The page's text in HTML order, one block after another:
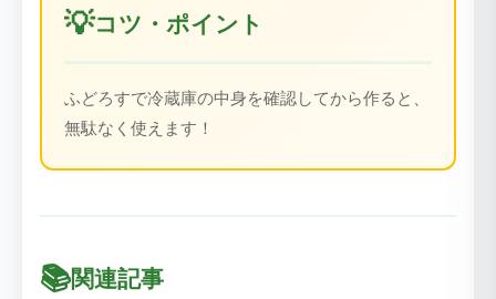
💡コツ・ポイント
ふどろすで冷蔵庫の中身を確認してから作ると、
無駄なく使えます！
📚関連記事